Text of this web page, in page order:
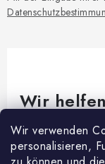
Wir verwenden
personalisieren,
Wir
Brauchen